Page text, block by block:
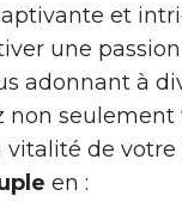
et
une
adonnant à
non seulement
de votre
en :